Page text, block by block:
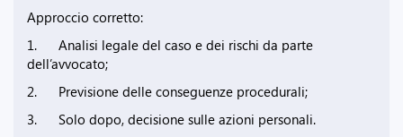
Approccio corretto:
1. Analisi legale del caso e dei rischi da parte
dell’avvocato;
2. Previsione delle conseguenze procedurali;
3. Solo dopo, decisione sulle azioni personali.